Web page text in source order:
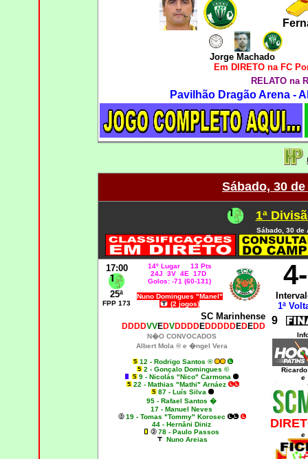
Jorge Machado
Em DIRETO na FC
RELATO na
Pavilhão Dragão Arena -
Sábado, 30
1ª
Sábado, 30 de
17:00
25ª
FPP 173
14º Lugar 13 Pts
24J 3V 4E 17D
Golos: -71 (60-131)
Nuno Domingues "Manel"
(2 jogos)
1ª
SC Marinhense
DDDDVVEDVDDDDEDDDDDEDEDD 9
N�O CONVOCADOS
Albert Mola ® e �ngel Vera
12 - Rodrigo Santos ®
2 - Gonçalo Domingues ©
9 - Nicolás "Nico" Carmona
22 - Mathias "Mathi" Arnáez
87 - Luís Silva
95 - Rafael Santos �
17 - Manuel Neves
19 - Tomas "Tommy" Korosec
44 - Hernâni Diniz
78 - Paulo Passos
Nuno Areias
e
e